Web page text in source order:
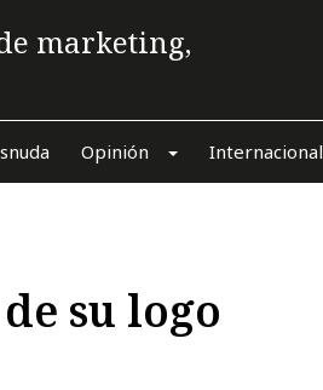
marketing,
Opinión Internacional
su logo